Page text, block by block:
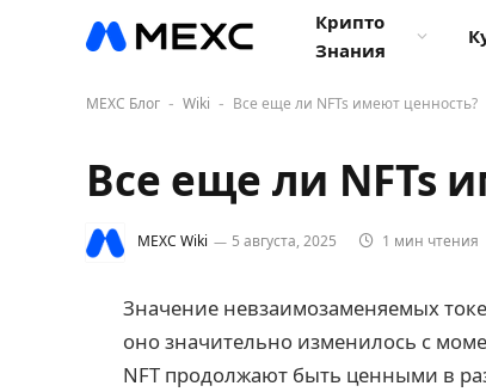
Крипто
Знания
MEXC Блог - Wiki - Все еще ли NFTs имеют ценность?
Все еще ли NFTs
MEXC Wiki 5 августа, 2025 1 мин чтения
Значение невзаимозаменяемых
оно значительно изменилось с
NFT продолжают быть ценными в